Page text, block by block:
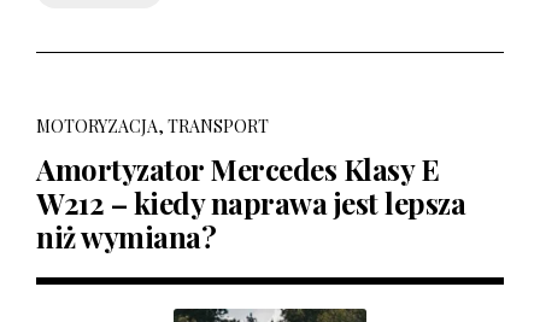
MOTORYZACJA, TRANSPORT
Amortyzator Mercedes Klasy E
W212 – kiedy naprawa jest lepsza
niż wymiana?